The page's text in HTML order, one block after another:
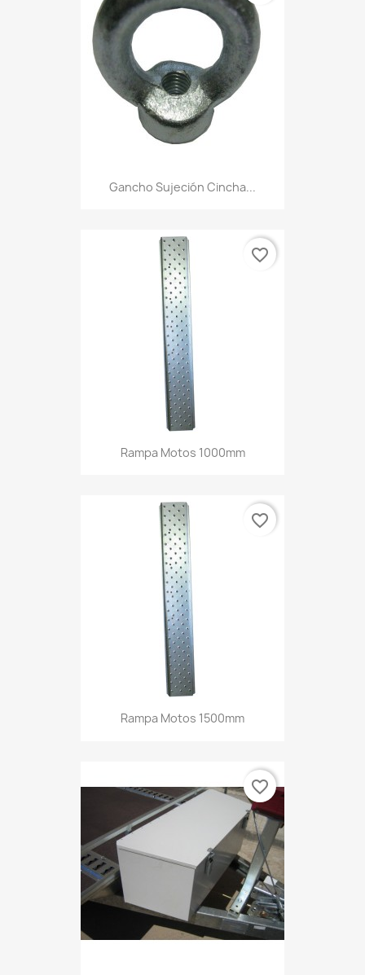
Gancho Sujeción Cincha...
Rampa Motos 1000mm
favorite_border
Rampa Motos 1500mm
favorite_border
favorite_border